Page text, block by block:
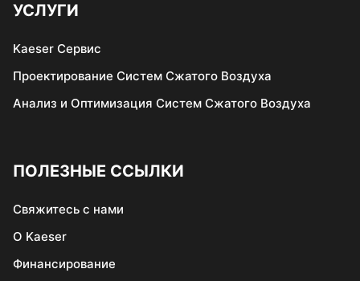
УСЛУГИ
Kaeser Сервис
Проектирование Систем Сжатого Воздуха
Анализ и Оптимизация Систем Сжатого Воздуха
ПОЛЕЗНЫЕ ССЫЛКИ
Свяжитеcь c нами
О Kaeser
Финансирование